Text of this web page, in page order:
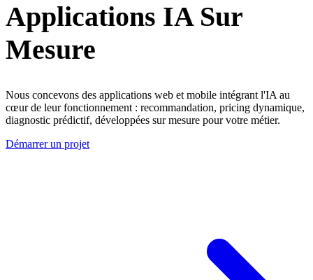
Applications IA Sur
Mesure
Nous concevons des applications web et mobile intégrant l'IA au
cœur de leur fonctionnement : recommandation, pricing dynamique,
diagnostic prédictif, développées sur mesure pour votre métier.
Démarrer un projet